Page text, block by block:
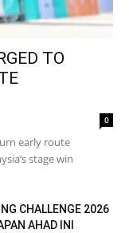
TO
0
early route
stage win
CHALLENGE 2026
AHAD INI